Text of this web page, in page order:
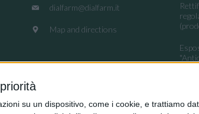
su un dispositivo, come i cookie, e trattiamo
dialfarm@dialfarm.it
Map and directions